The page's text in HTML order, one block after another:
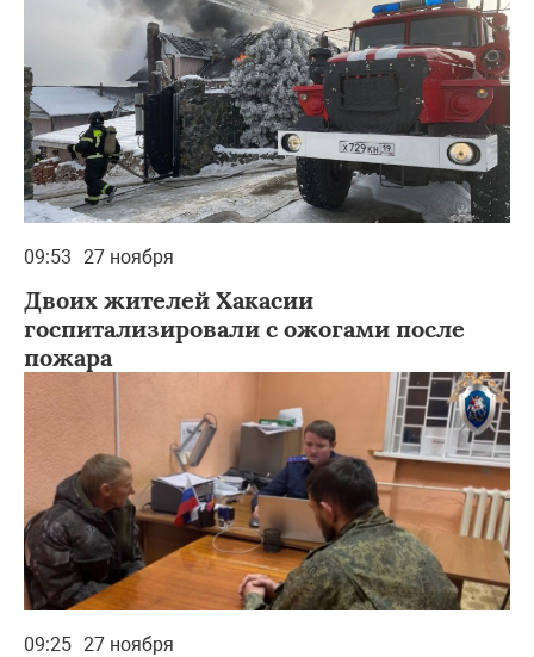
09:53 27 ноября
Двоих жителей Хакасии
госпитализировали с ожогами после
пожара
09:25 27 ноября